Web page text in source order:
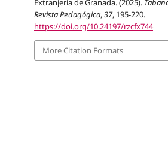
Extranjería de Granada. (2025).
Revista Pedagógica,37, 195-220.
https://doi.org/10.24197/rzcfx744
More Citation Formats